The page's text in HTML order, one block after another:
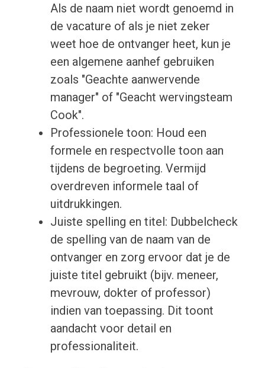
Als de naam niet wordt genoemd in
de vacature of als je niet zeker
weet hoe de ontvanger heet, kun je
een algemene aanhef gebruiken
zoals "Geachte aanwervende
manager" of "Geacht wervingsteam
Cook".
Professionele toon: Houd een
formele en respectvolle toon aan
tijdens de begroeting. Vermijd
overdreven informele taal of
uitdrukkingen.
Juiste spelling en titel: Dubbelcheck
de spelling van de naam van de
ontvanger en zorg ervoor dat je de
juiste titel gebruikt (bijv. meneer,
mevrouw, dokter of professor)
indien van toepassing. Dit toont
aandacht voor detail en
professionaliteit.